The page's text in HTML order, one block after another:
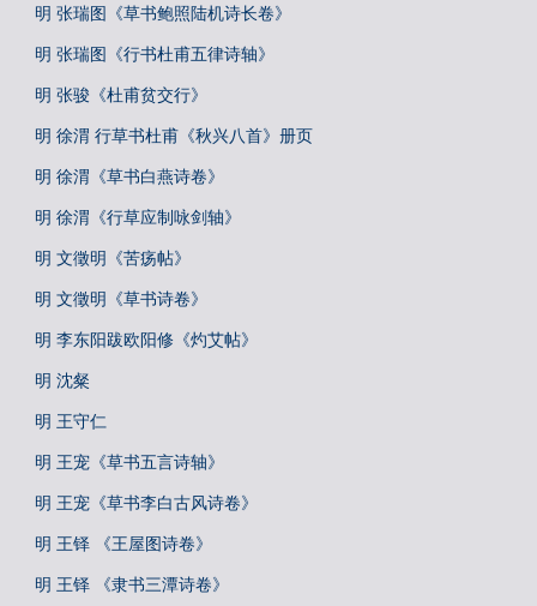
明 张瑞图《草书鲍照陆机诗长卷》
明 张瑞图《行书杜甫五律诗轴》
明 张骏《杜甫贫交行》
明 徐渭 行草书杜甫《秋兴八首》册页
明 徐渭《草书白燕诗卷》
明 徐渭《行草应制咏剑轴》
明 文徵明《苦疡帖》
明 文徵明《草书诗卷》
明 李东阳跋欧阳修《灼艾帖》
明 沈粲
明 王守仁
明 王宠《草书五言诗轴》
明 王宠《草书李白古风诗卷》
明 王铎 《王屋图诗卷》
明 王铎 《隶书三潭诗卷》